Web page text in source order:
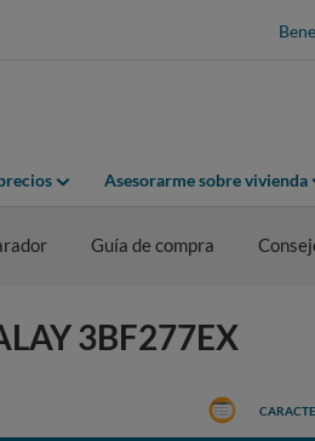
Asesorarme sobre vivienda
Guía de compra
3BF277EX